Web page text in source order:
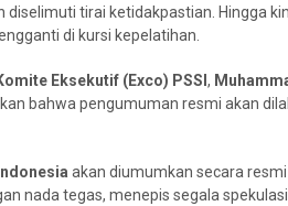
diselimuti tirai ketidakpastian. Hingga
di kursi kepelatihan.
Eksekutif (Exco) PSSI ,
bahwa pengumuman resmi akan
akan diumumkan secara
nada tegas, menepis segala